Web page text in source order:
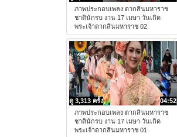
ภาพประกอบเพลง ตากสินมหาราช
ชาตินักรบ งาน 17 เมษา วันเกิด
พระเจ้าตากสินมหาราช 02
04:52
ดู 3,313 ครั้ง
ภาพประกอบเพลง ตากสินมหาราช
ชาตินักรบ งาน 17 เมษา วันเกิด
พระเจ้าตากสินมหาราช 01